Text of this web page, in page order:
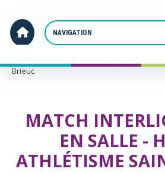
Accueil
Brieuc
MATCH
EN SALLE -
ATHLÉTISME